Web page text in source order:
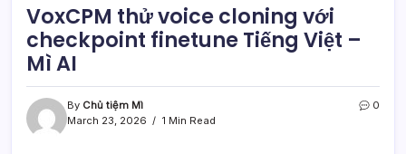
VoxCPM thử voice cloning với
checkpoint finetune Tiếng Việt –
Mì AI
By Chủ tiệm Mì
March 23, 2026
1 Min Read
0